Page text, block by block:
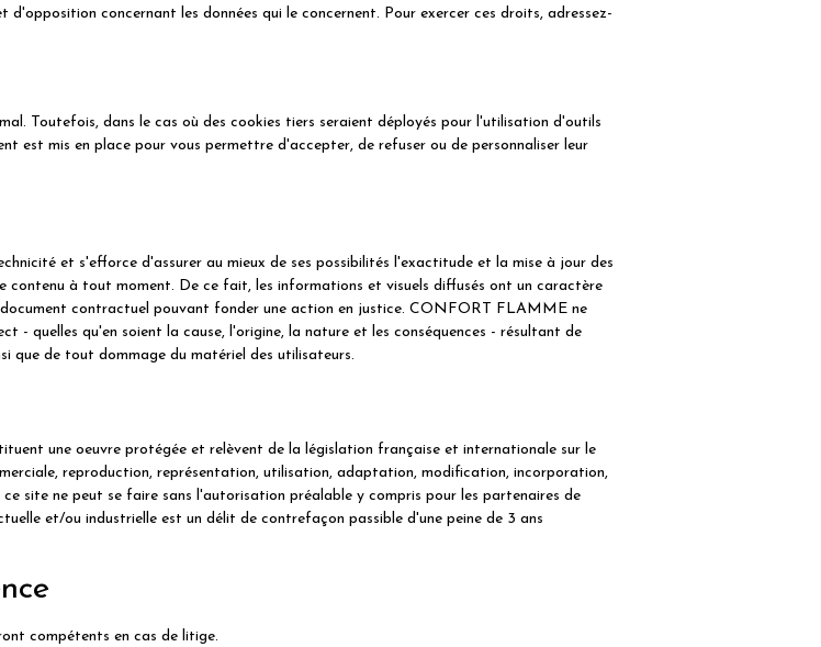
concernant les données qui le concernent. Pour exercer ces droits, adressez-
Toutefois, dans le cas où des cookies tiers seraient déployés pour l'utilisation d'outils
est mis en place pour vous permettre d'accepter, de refuser ou de personnaliser leur
et s'efforce d'assurer au mieux de ses possibilités l'exactitude et la mise à jour des
contenu à tout moment. De ce fait, les informations et visuels diffusés ont un caractère
contractuel pouvant fonder une action en justice. CONFORT FLAMME ne
- quelles qu'en soient la cause, l'origine, la nature et les conséquences - résultant de
que de tout dommage du matériel des utilisateurs.
une oeuvre protégée et relèvent de la législation française et internationale sur le
reproduction, représentation, utilisation, adaptation, modification, incorporation,
site ne peut se faire sans l'autorisation préalable y compris pour les partenaires de
et/ou industrielle est un délit de contrefaçon passible d'une peine de 3 ans
compétents en cas de litige.